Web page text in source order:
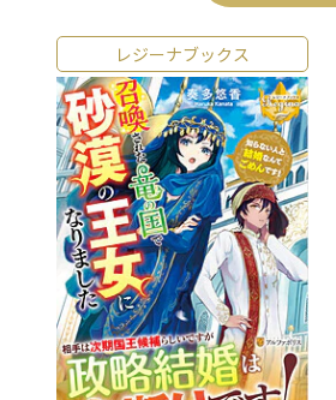
レジーナブックス